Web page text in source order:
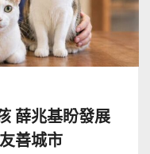
薛兆基盼發展
善城市